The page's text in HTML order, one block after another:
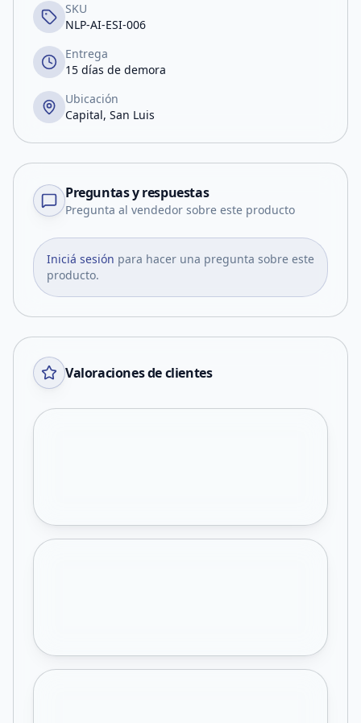
SKU
NLP-AI-ESI-006
Entrega
15 días de demora
Ubicación
Capital, San Luis
Preguntas y respuestas
Pregunta al vendedor sobre este producto
Iniciá sesión para hacer una pregunta sobre este
producto.
Valoraciones de clientes